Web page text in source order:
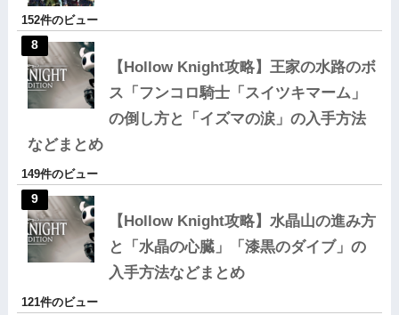
152件のビュー
【Hollow Knight攻略】王家の水路のボ
ス「フンコロ騎士「スイツキマーム」
の倒し方と「イズマの涙」の入手方法
などまとめ
149件のビュー
【Hollow Knight攻略】水晶山の進み方
と「水晶の心臓」「漆黒のダイブ」の
入手方法などまとめ
121件のビュー